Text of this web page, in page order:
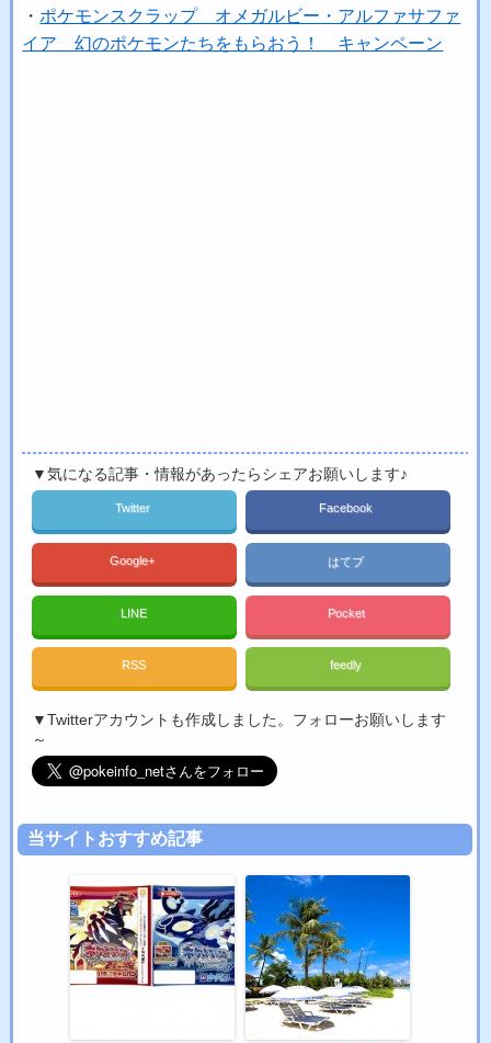
・ ポケモンスクラップ オメガルビー・アルファサファ
イア 幻のポケモンたちをもらおう！ キャンペーン
▼気になる記事・情報があったらシェアお願いします♪
Twitter Facebook
Google+ はてブ
LINE Pocket
RSS feedly
▼Twitterアカウントも作成しました。フォローお願いします
～
当サイトおすすめ記事